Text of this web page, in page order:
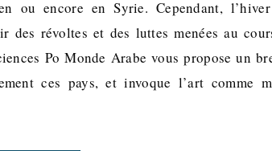
ou encore en Syrie. Cependant,
révoltes et des luttes menées au
Po Monde Arabe vous propose un
ces pays, et invoque l’art comme